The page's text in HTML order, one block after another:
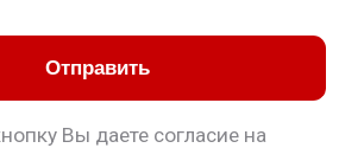
Отправить
Вы даете согласие на